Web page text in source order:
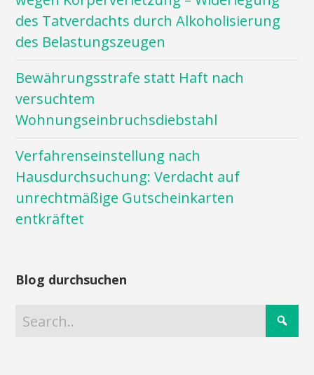
des Tatverdachts durch Alkoholisierung
des Belastungszeugen
Bewährungsstrafe statt Haft nach
versuchtem
Wohnungseinbruchsdiebstahl
Verfahrenseinstellung nach
Hausdurchsuchung: Verdacht auf
unrechtmäßige Gutscheinkarten
entkräftet
Blog durchsuchen